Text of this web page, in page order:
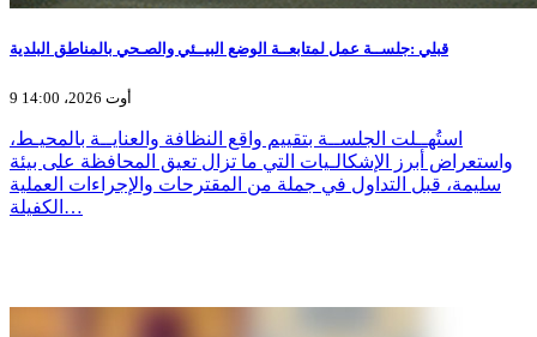
قبلي :جلســة عمل لمتابعــة الوضع البيــئي والصـحي بالمناطق البلدية
9 أوت 2026، 14:00
استُهــلت الجلســة بتقييم واقع النظافة والعنايــة بالمحيـط،
واستعراض أبرز الإشكالـيات التي ما تزال تعيق المحافظة على بيئة
سليمة، قبل التداول في جملة من المقترحات والإجراءات العملية
الكفيلة…